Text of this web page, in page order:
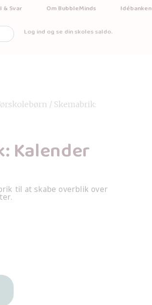
& Svar Om BubbleMinds Idébanken
Log ind og se din skoles saldo.
/ Skemabrik:
Kalender
til at skabe overblik over